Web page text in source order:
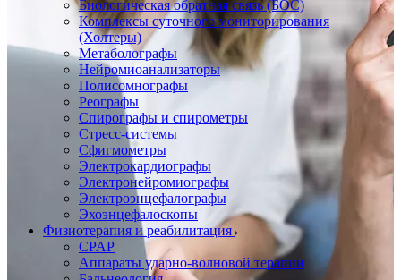
Биологическая обратная связь (БОС)
Комплексы суточного мониторирования
(Холтеры)
Метаболографы
Нейромиоанализаторы
Полисомнографы
Реографы
Спирографы и спирометры
Стресс-системы
Сфигмометры
Электрокардиографы
Электронейромиографы
Электроэнцефалографы
Эхоэнцефалоскопы
Физиотерапия и реабилитация
CPAP
Аппараты ударно-волновой терапии